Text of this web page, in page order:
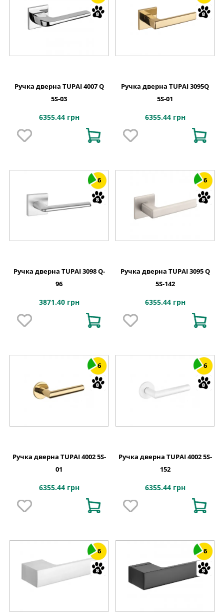
Ручка дверна TUPAI 4007 Q
5S-03
6355.44 грн
Ручка дверна TUPAI 3095Q
5S-01
6355.44 грн
6
Ручка дверна TUPAI 3098 Q-
96
3871.40 грн
6
Ручка дверна TUPAI 3095 Q
5S-142
6355.44 грн
6
Ручка дверна TUPAI 4002 5S-
01
6355.44 грн
6
Ручка дверна TUPAI 4002 5S-
152
6355.44 грн
6 6